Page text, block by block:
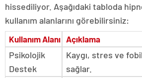
hissediliyor. Aşağıdaki tabloda
kullanım alanlarını görebilirsiniz:
Kullanım Alanı Açıklama
Psikolojik
Destek
Kaygı, stres ve
sağlar.